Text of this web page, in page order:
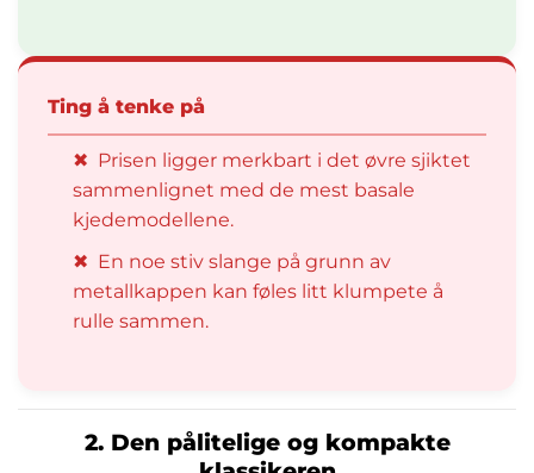
Ting å tenke på
✖ Prisen ligger merkbart i det øvre sjiktet
sammenlignet med de mest basale
kjedemodellene.
✖ En noe stiv slange på grunn av
metallkappen kan føles litt klumpete å
rulle sammen.
2. Den pålitelige og kompakte